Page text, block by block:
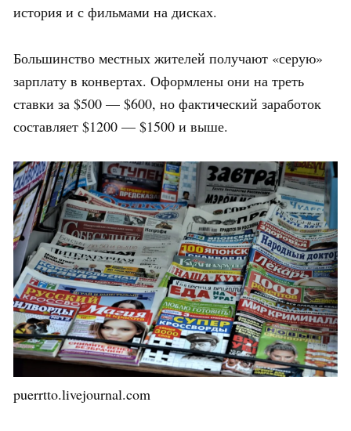
история и с фильмами на дисках.
Большинство местных жителей получают «серую»
зарплату в конвертах. Оформлены они на треть
ставки за $500 — $600, но фактический заработок
составляет $1200 — $1500 и выше.
puerrtto.livejournal.com